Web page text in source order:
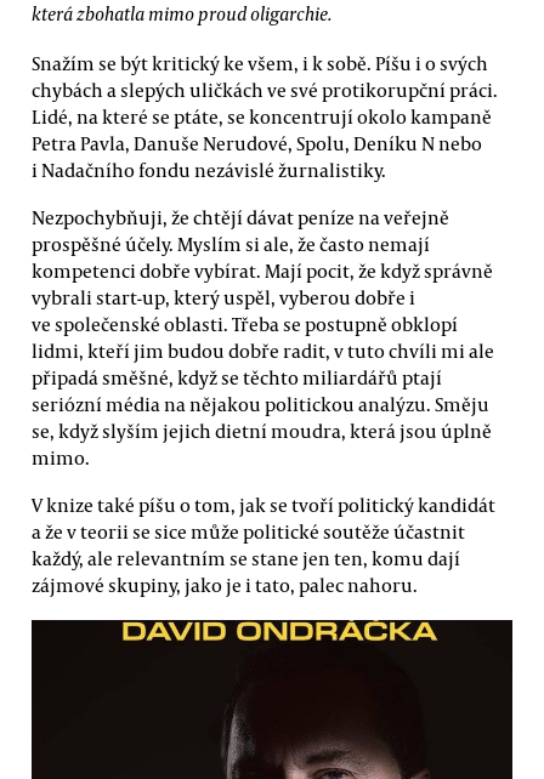
která zbohatla mimo proud oligarchie.
Snažím se být kritický ke všem, i k sobě. Píšu i o svých
chybách a slepých uličkách ve své protikorupční práci.
Lidé, na které se ptáte, se koncentrují okolo kampaně
Petra Pavla, Danuše Nerudové, Spolu, Deníku N nebo
i Nadačního fondu nezávislé žurnalistiky.
Nezpochybňuji, že chtějí dávat peníze na veřejně
prospěšné účely. Myslím si ale, že často nemají
kompetenci dobře vybírat. Mají pocit, že když správně
vybrali start-up, který uspěl, vyberou dobře i
ve společenské oblasti. Třeba se postupně obklopí
lidmi, kteří jim budou dobře radit, v tuto chvíli mi ale
připadá směšné, když se těchto miliardářů ptají
seriózní média na nějakou politickou analýzu. Směju
se, když slyším jejich dietní moudra, která jsou úplně
mimo.
V knize také píšu o tom, jak se tvoří politický kandidát
a že v teorii se sice může politické soutěže účastnit
každý, ale relevantním se stane jen ten, komu dají
zájmové skupiny, jako je i tato, palec nahoru.